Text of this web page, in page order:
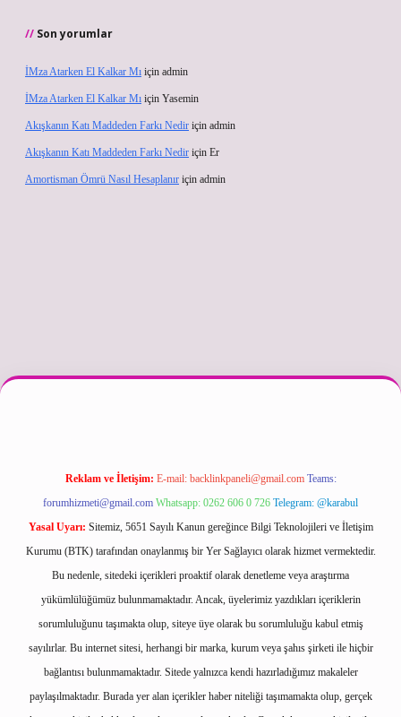
Son yorumlar
İMza Atarken El Kalkar Mı için admin
İMza Atarken El Kalkar Mı için Yasemin
Akışkanın Katı Maddeden Farkı Nedir için admin
Akışkanın Katı Maddeden Farkı Nedir için Er
Amortisman Ömrü Nasıl Hesaplanır için admin
Reklam ve İletişim: E-mail: backlinkpaneli@gmail.com Teams:
forumhizmeti@gmail.com Whatsapp: 0262 606 0 726 Telegram: @karabul
Yasal Uyarı: Sitemiz, 5651 Sayılı Kanun gereğince Bilgi Teknolojileri ve İletişim
Kurumu (BTK) tarafından onaylanmış bir Yer Sağlayıcı olarak hizmet vermektedir.
Bu nedenle, sitedeki içerikleri proaktif olarak denetleme veya araştırma
yükümlülüğümüz bulunmamaktadır. Ancak, üyelerimiz yazdıkları içeriklerin
sorumluluğunu taşımakta olup, siteye üye olarak bu sorumluluğu kabul etmiş
sayılırlar. Bu internet sitesi, herhangi bir marka, kurum veya şahıs şirketi ile hiçbir
bağlantısı bulunmamaktadır. Sitede yalnızca kendi hazırladığımız makaleler
paylaşılmaktadır. Burada yer alan içerikler haber niteliği taşımamakta olup, gerçek